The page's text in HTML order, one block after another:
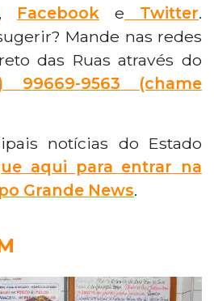
, Facebook e Twitter.
Mande nas redes
das Ruas através do
99669-9563 (chame
notícias do Estado
aqui para entrar na
Grande News.